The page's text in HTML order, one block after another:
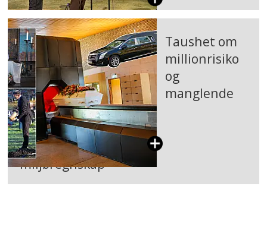
Taushet om
millionrisiko
og
manglende
miljøregnskap